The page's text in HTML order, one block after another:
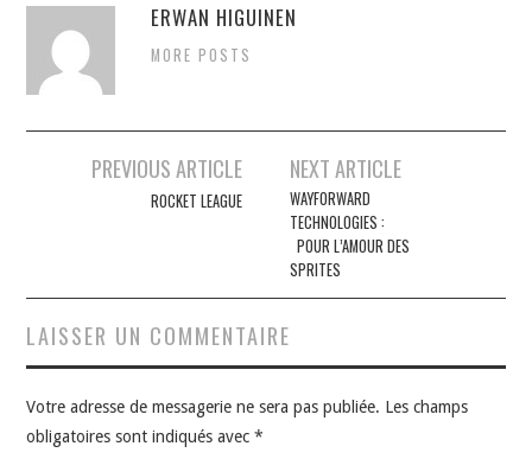
ERWAN HIGUINEN
MORE POSTS
Navigation
PREVIOUS ARTICLE
ROCKET LEAGUE
NEXT ARTICLE
WAYFORWARD
TECHNOLOGIES :
POUR L’AMOUR DES
SPRITES
LAISSER UN COMMENTAIRE
Votre adresse de messagerie ne sera pas publiée. Les champs
obligatoires sont indiqués avec*